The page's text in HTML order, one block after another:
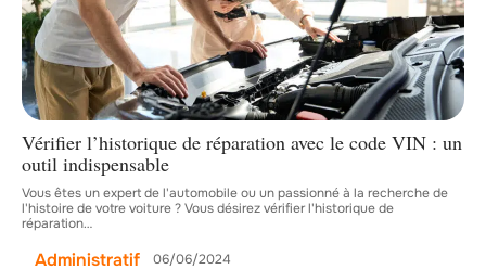
Vérifier l’historique de réparation avec le code VIN : un
outil indispensable
Vous êtes un expert de l'automobile ou un passionné à la recherche de
l'histoire de votre voiture ? Vous désirez vérifier l'historique de
réparation…
Administratif 06/06/2024